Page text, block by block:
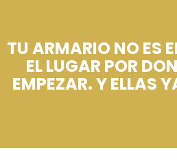
TU ARMARIO NO ES
EL LUGAR POR
EMPEZAR. Y ELLAS